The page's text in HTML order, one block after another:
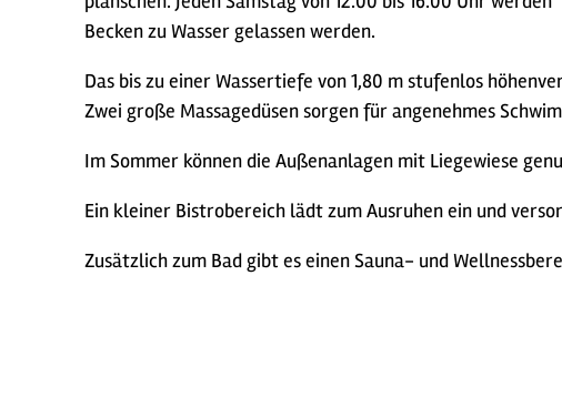
Becken zu Wasser gelassen werden.
Das bis zu einer Wassertiefe von 1,80 m stufenlos
Zwei große Massagedüsen sorgen für angenehmes
Im Sommer können die Außenanlagen mit Liegewiese
Ein kleiner Bistrobereich lädt zum Ausruhen ein und
Zusätzlich zum Bad gibt es einen Sauna- und